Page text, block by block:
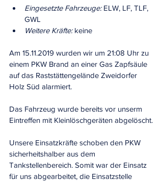
Eingesetzte Fahrzeuge: ELW, LF, TLF,
GWL
Weitere Kräfte: keine
Am 15.11.2019 wurden wir um 21:08 Uhr zu
einem PKW Brand an einer Gas Zapfsäule
auf das Raststättengelände Zweidorfer
Holz Süd alarmiert.
Das Fahrzeug wurde bereits vor unserm
Eintreffen mit Kleinlöschgeräten abgelöscht.
Unsere Einsatzkräfte schoben den PKW
sicherheitshalber aus dem
Tankstellenbereich. Somit war der Einsatz
für uns abgearbeitet, die Einsatzstelle